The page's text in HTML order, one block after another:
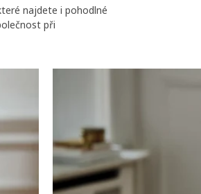
najdete i pohodlné
při